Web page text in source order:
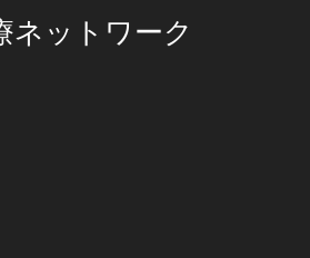
ネットワーク